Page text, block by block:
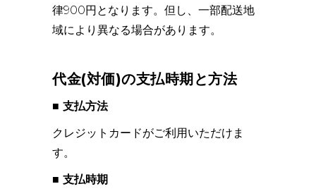
律900円となります。但し、一部配送地
域により異なる場合があります。
代金(対価)の支払時期と方法
■ 支払方法
クレジットカードがご利用いただけま
す。
■ 支払時期